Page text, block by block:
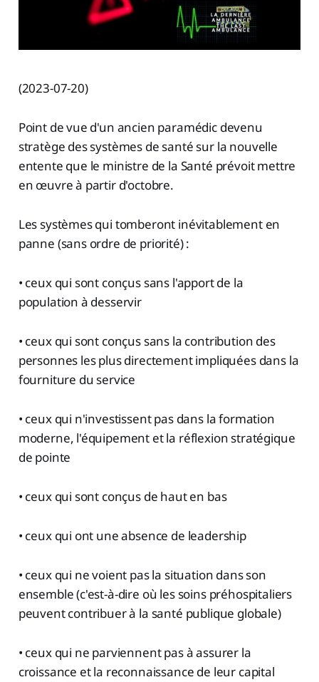
(2023-07-20)
Point de vue d'un ancien paramédic devenu
stratège des systèmes de santé sur la nouvelle
entente que le ministre de la Santé prévoit mettre
en œuvre à partir d'octobre.
Les systèmes qui tomberont inévitablement en
panne (sans ordre de priorité) :
• ceux qui sont conçus sans l'apport de la
population à desservir
• ceux qui sont conçus sans la contribution des
personnes les plus directement impliquées dans la
fourniture du service
• ceux qui n'investissent pas dans la formation
moderne, l'équipement et la réflexion stratégique
de pointe
• ceux qui sont conçus de haut en bas
• ceux qui ont une absence de leadership
• ceux qui ne voient pas la situation dans son
ensemble (c'est-à-dire où les soins préhospitaliers
peuvent contribuer à la santé publique globale)
• ceux qui ne parviennent pas à assurer la
croissance et la reconnaissance de leur capital